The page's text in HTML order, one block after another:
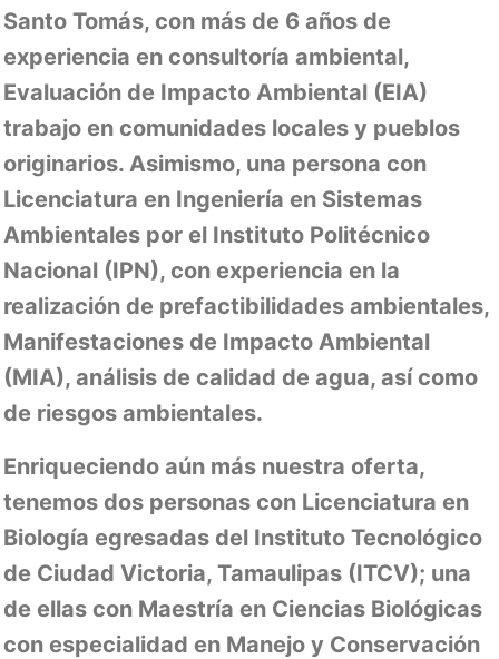
Santo Tomás, con más de 6 años de
experiencia en consultoría ambiental,
Evaluación de Impacto Ambiental (EIA)
trabajo en comunidades locales y pueblos
originarios. Asimismo, una persona con
Licenciatura en Ingeniería en Sistemas
Ambientales por el Instituto Politécnico
Nacional (IPN), con experiencia en la
realización de prefactibilidades ambientales,
Manifestaciones de Impacto Ambiental
(MIA), análisis de calidad de agua, así como
de riesgos ambientales.
Enriqueciendo aún más nuestra oferta,
tenemos dos personas con Licenciatura en
Biología egresadas del Instituto Tecnológico
de Ciudad Victoria, Tamaulipas (ITCV); una
de ellas con Maestría en Ciencias Biológicas
con especialidad en Manejo y Conservación